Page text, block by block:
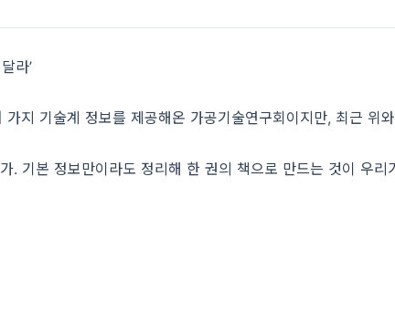
라’
지 기술계 정보를 제공해온 가공기술연구회이지만, 최근 위
기본 정보만이라도 정리해 한 권의 책으로 만드는 것이 우